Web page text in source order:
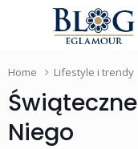
Home Lifestyle i trendy
Niego